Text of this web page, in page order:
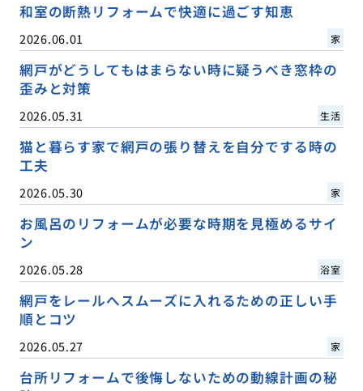
和室の断熱リフォームで快適に過ごす知恵
2026.06.01 家
網戸がどうしてもはまらない時に疑うべき窓枠の
歪みと対策
2026.05.31 生活
猫と暮らす家で網戸の張り替えを自分でする時の
工夫
2026.05.30 家
お風呂のリフォームが必要な時期を見極めるサイ
ン
2026.05.28 浴室
網戸をレールへスムーズに入れるための正しい手
順とコツ
2026.05.27 家
台所リフォームで後悔しないための動線計画の秘